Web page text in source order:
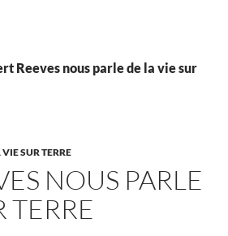
Reeves nous parle de la vie sur
SUR TERRE
NOUS PARLE
TERRE